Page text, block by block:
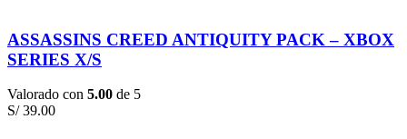
ASSASSINS CREED ANTIQUITY PACK – XBOX
SERIES X/S
Valorado con 5.00 de 5
S/39.00